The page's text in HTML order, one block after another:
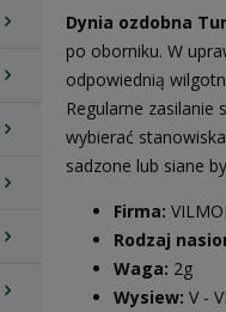
Dynia ozdobna
po oborniku. W
odpowiednią
Regularne
wybierać
sadzone lub siane
Firma:
Rodzaj
Waga: 2g
Wysiew: V - VI